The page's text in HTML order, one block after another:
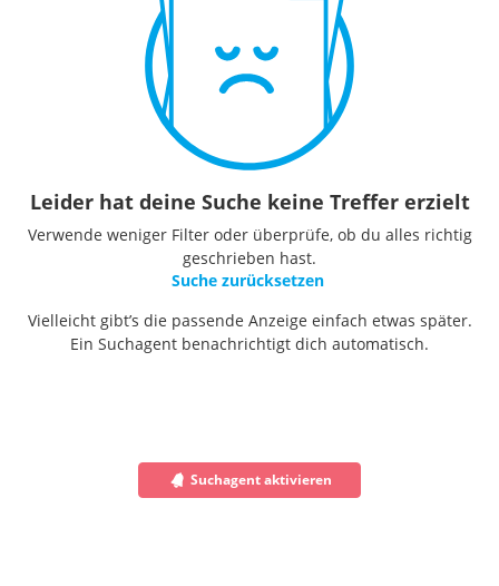
Leider hat deine Suche keine Treffer erzielt
Verwende weniger Filter oder überprüfe, ob du alles richtig
geschrieben hast.
Suche zurücksetzen
Vielleicht gibt’s die passende Anzeige einfach etwas später.
Ein Suchagent benachrichtigt dich automatisch.
Suchagent aktivieren